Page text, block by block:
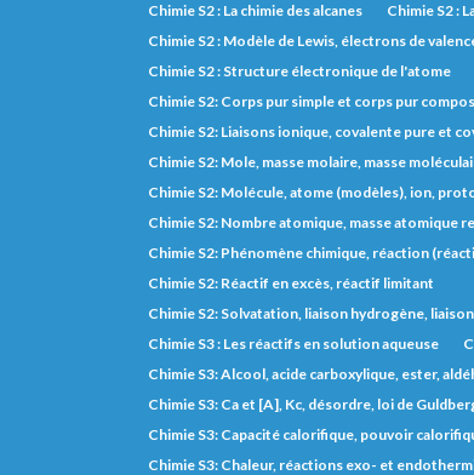
Chimie S2 : La chimie des alcanes
Chimie S2 :
Chimie S2 : Modèle de Lewis, électrons de
Chimie S2 : Structure électronique de l'atome
Chimie S2: Corps pur simple et corps pur
Chimie S2: Liaisons ionique, covalente pure et
Chimie S2: Mole, masse molaire, masse
Chimie S2: Molécule, atome (modèles), ion,
Chimie S2: Nombre atomique, masse atomique
Chimie S2: Phénomène chimique, réaction
Chimie S2: Réactif en excès, réactif limitant
Chimie S2: Solvatation, liaison hydrogène,
Chimie S3 : Les réactifs en solution aqueuse
Chimie S3: Alcool, acide carboxylique, ester,
Chimie S3: Ca et [A], Kc, désordre, loi de
Chimie S3: Capacité calorifique, pouvoir
Chimie S3: Chaleur, réactions exo- et